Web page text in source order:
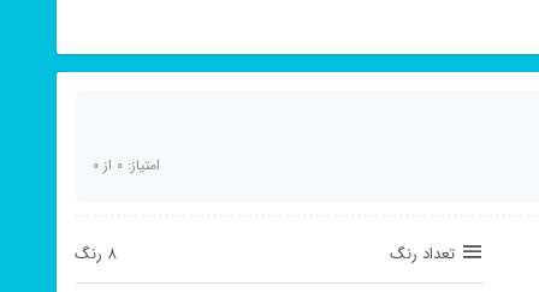
امتیاز:0 از0
تعداد رنگ 8 رنگ